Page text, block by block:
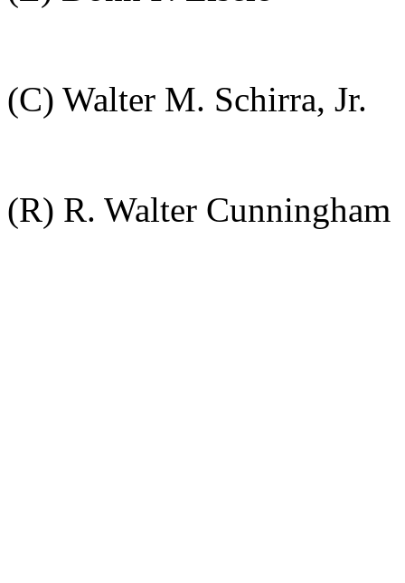
(C) Walter M. Schirra, Jr.
(R) R. Walter Cunningham